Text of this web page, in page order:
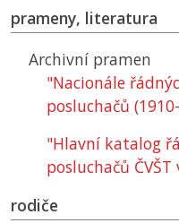
prameny, literatura
Archivní pramen
"Nacionále
posluchačů
"Hlavní katalog
posluchačů ČVŠT
rodiče